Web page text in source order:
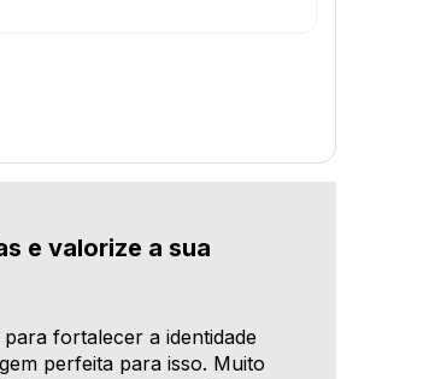
e valorize a sua
fortalecer a identidade
perfeita para isso. Muito